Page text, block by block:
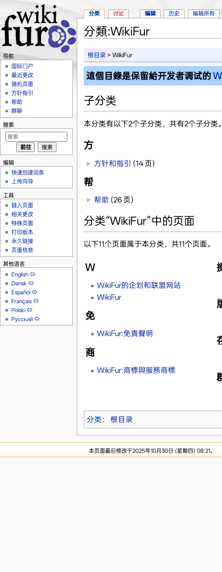
分類:WikiFur
根目录 > WikiFur
這個目錄是保留給开发者调试的
子分类
本分类有以下2个子分类，共有2个子分类
方
►方针和指引 (14 页)
帮
►帮助 (26 页)
分类“WikiFur”中的页面
以下11个页面属于本分类，共11个页面。
W
WikiFur的企划和联盟网站
WikiFur
免
WikiFur:免責聲明
商
WikiFur:商標與服務商標
分类 ： 根目录
分类 讨论 编辑 历史 编辑所有
导航
国际门户
最近更改
随机页面
方针指引
帮助
群聊
搜索
编辑
快速创建词条
上传向导
工具
链入页面
相关更改
特殊页面
打印版本
永久链接
页面信息
其他语言
English ⇔
Dansk ⇔
Español ⇔
Français ⇔
Polski ⇔
Русский ⇔
本页面最后修改于2025年10月30日 (星期四) 08:21。